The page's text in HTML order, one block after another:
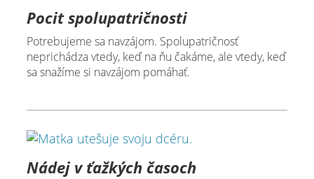
Pocit spolupatričnosti
Potrebujeme sa navzájom. Spolupatričnosť
neprichádza vtedy, keď na ňu čakáme, ale vtedy, keď
sa snažíme si navzájom pomáhať.
Nádej v ťažkých časoch